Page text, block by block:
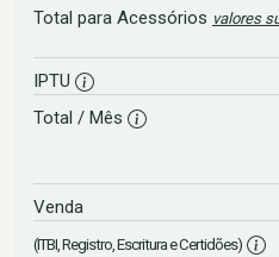
Total para Acessórios valores
IPTU
Total / Mês
Venda
(ITBI, Registro, Escritura e Certidões)